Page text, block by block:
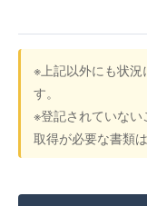
※上記以外にも状
す。
※登記されていな
取得が必要な書類